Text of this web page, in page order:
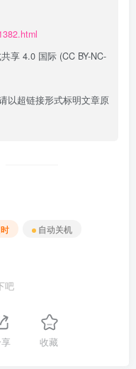
享 4.0 国际 (CC BY-NC-
以超链接形式标明文章原
自动关机
吧
收藏